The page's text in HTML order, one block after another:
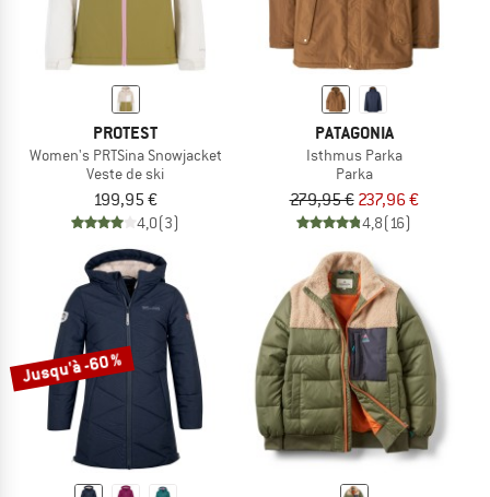
PROTEST
Women's PRTSina Snowjacket
Veste de ski
199,95 €
4,0(3)
PATAGONIA
Isthmus Parka
Parka
279,95 € 237,96 €
4,8(16)
Jusqu'à -60 %